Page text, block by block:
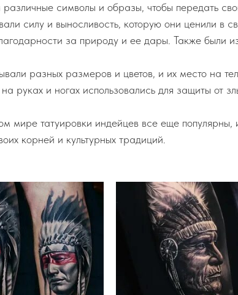
различные символы и образы, чтобы передать
силу и выносливость, которую они ценили в
за природу и ее дары. Также были
разных размеров и цветов, и их место на
руках и ногах использовались для защиты от
мире татуировки индейцев все еще
корней и культурных традиций.